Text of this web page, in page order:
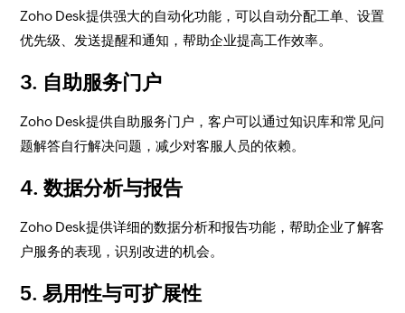
Zoho Desk提供强大的自动化功能，可以自动分配工单、设置
优先级、发送提醒和通知，帮助企业提高工作效率。
3. 自助服务门户
Zoho Desk提供自助服务门户，客户可以通过知识库和常见问
题解答自行解决问题，减少对客服人员的依赖。
4. 数据分析与报告
Zoho Desk提供详细的数据分析和报告功能，帮助企业了解客
户服务的表现，识别改进的机会。
5. 易用性与可扩展性